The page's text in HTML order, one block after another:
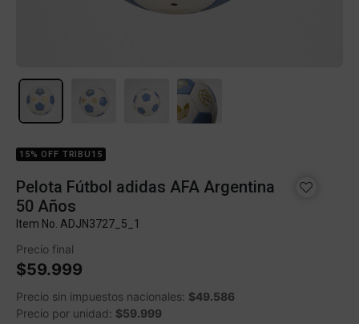
15% OFF TRIBU15
Pelota Fútbol adidas AFA Argentina
50 Años
Item No. ADJN3727_5_1
Precio final
$59.999
Precio sin impuestos nacionales: $49.586
Precio por unidad: $59.999